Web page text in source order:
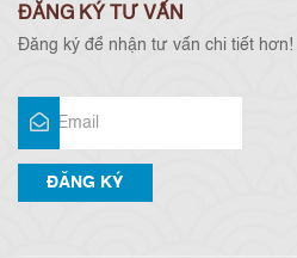
ĐĂNG KÝ TƯ VẤN
Đăng ký để nhận tư vấn chi tiết hơn!